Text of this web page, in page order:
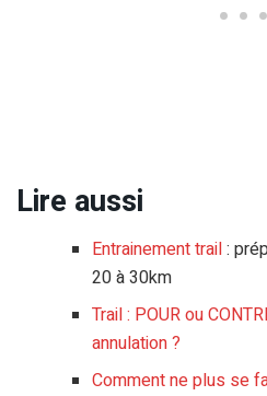
Lire aussi
Entrainement trail:
20 à 30km
Trail : POUR ou
annulation ?
Comment ne plus se